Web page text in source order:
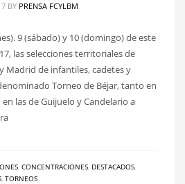
BY PRENSA FCYLBM
9 (sábado) y 10 (domingo) de este
las selecciones territoriales de
Madrid de infantiles, cadetes y
Torneo de Béjar, tanto en
las de Guijuelo y Candelario a
CONCENTRACIONES DESTACADOS
TORNEOS